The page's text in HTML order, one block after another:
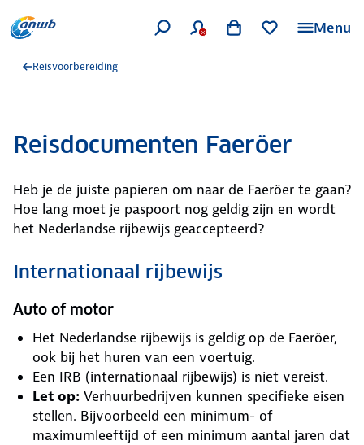
Menu
Reisvoorbereiding
Reisdocumenten Faeröer
Heb je de juiste papieren om naar de Faeröer te gaan?
Hoe lang moet je paspoort nog geldig zijn en wordt
het Nederlandse rijbewijs geaccepteerd?
Internationaal rijbewijs
Auto of motor
Het Nederlandse rijbewijs is geldig op de Faeröer,
ook bij het huren van een voertuig.
Een IRB (internationaal rijbewijs) is niet vereist.
Let op: Verhuurbedrijven kunnen specifieke eisen
stellen. Bijvoorbeeld een minimum- of
maximumleeftijd of een minimum aantal jaren dat